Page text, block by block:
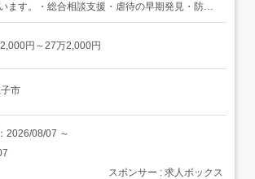
ます。・総合相談支援・虐待の早期発見・防
護・包括的・継続的ケアマネジメント支援・介
格】<応募要件>下記いずれかの資格・看護師・
円～27万2,000円
市
2026/08/07 ～
スポンサー : 求人ボックス